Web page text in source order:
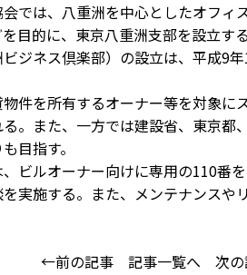
では、八重洲を中心としたオフィ
目的に、東京八重洲支部を設立する
ジネス倶楽部）の設立は、平成9
件を所有するオーナー等を対象に
。また、一方では建設省、東京都
目指す。
ビルオーナー向けに専用の110番
実施する。また、メンテナンスや
←前の記事 記事一覧へ 次